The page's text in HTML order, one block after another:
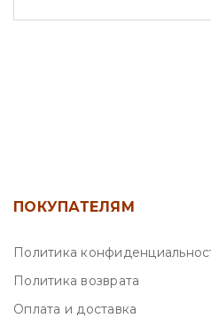
ПОКУПАТЕЛЯМ
Политика
Политика возврата
Оплата и доставка